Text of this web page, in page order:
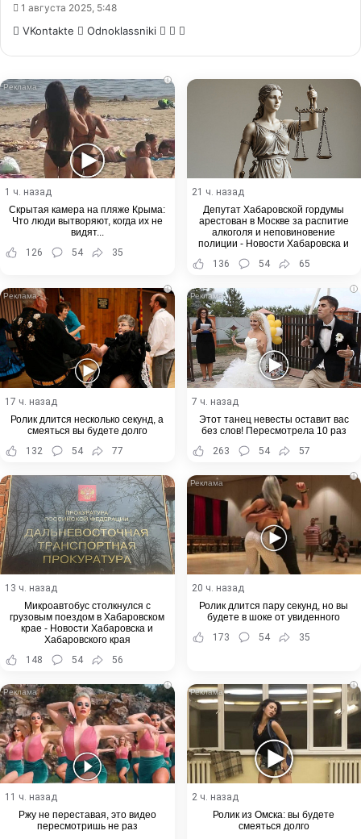
1 августа 2025, 5:48
VKontakte Odnoklassniki WhatsApp
Telegram
i
1 ч. назад
Скрытая камера на пляже Крыма:
Что люди вытворяют, когда их не
видят...
126
54 35
21 ч. назад
Депутат Хабаровской гордумы
арестован в Москве за распитие
алкоголя и неповиновение
полиции - Новости Хабаровска и
136 54 65
i
17 ч. назад
Ролик длится несколько секунд, а
смеяться вы будете долго
132
54 77
i
7 ч. назад
Этот танец невесты оставит вас
без слов! Пересмотрела 10 раз
263
54 57
13 ч. назад
Микроавтобус столкнулся с
грузовым поездом в Хабаровском
крае - Новости Хабаровска и
Хабаровского края
148
54 56
i
20 ч. назад
Ролик длится пару секунд, но вы
будете в шоке от увиденного
173
54 35
i
11 ч. назад
Ржу не переставая, это видео
пересмотришь не раз
i
2 ч. назад
Ролик из Омска: вы будете
смеяться долго